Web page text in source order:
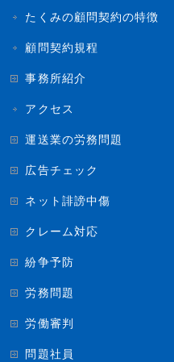
たくみの顧問契約の特徴
顧問契約規程
事務所紹介
アクセス
運送業の労務問題
広告チェック
ネット誹謗中傷
クレーム対応
紛争予防
労務問題
労働審判
問題社員